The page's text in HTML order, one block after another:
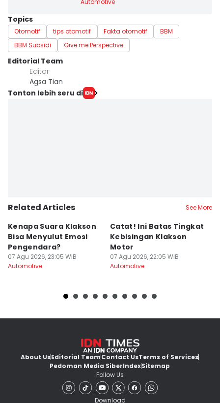
Automotive
Topics
Otomotif tips otomotif Fakta otomotif
BBM
BBM Subsidi
Give me Perspective
Editorial Team
Editor
Agsa Tian
Tonton lebih seru di
Related Articles See More
Kenapa Suara Klakson
Bisa Menyulut Emosi
Pengendara?
07 Agu 2026, 23:05 WIB
Automotive
Catat! Ini Batas Tingkat
Kebisingan Klakson
Motor
07 Agu 2026, 22:05 WIB
Automotive
About UsEditorial TeamContact UsTerms of Services
Pedoman Media SiberIndexSitemap
Follow Us
Download